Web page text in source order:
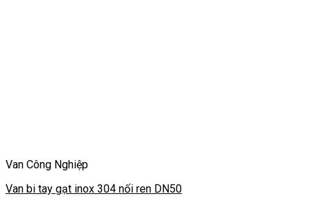
Van Công Nghiệp
Van bi tay gạt inox 304 nối ren DN50